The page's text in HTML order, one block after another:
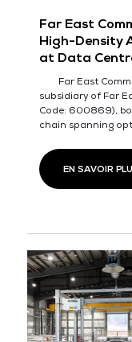
Far East
High-Density
at Data
Far East
subsidiary of Far
Code: 600869),
chain spanning
EN SAVOIR